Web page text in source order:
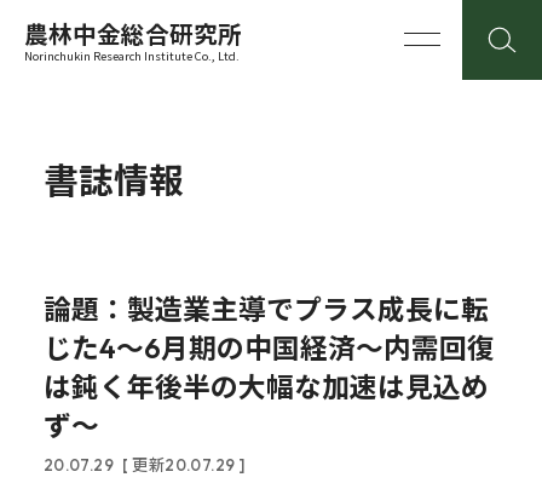
農林中金総合研究所
Norinchukin Research Institute Co., Ltd.
書誌情報
論題：製造業主導でプラス成長に転
じた4～6月期の中国経済～内需回復
は鈍く年後半の大幅な加速は見込め
ず～
20.07.29 [ 更新20.07.29 ]